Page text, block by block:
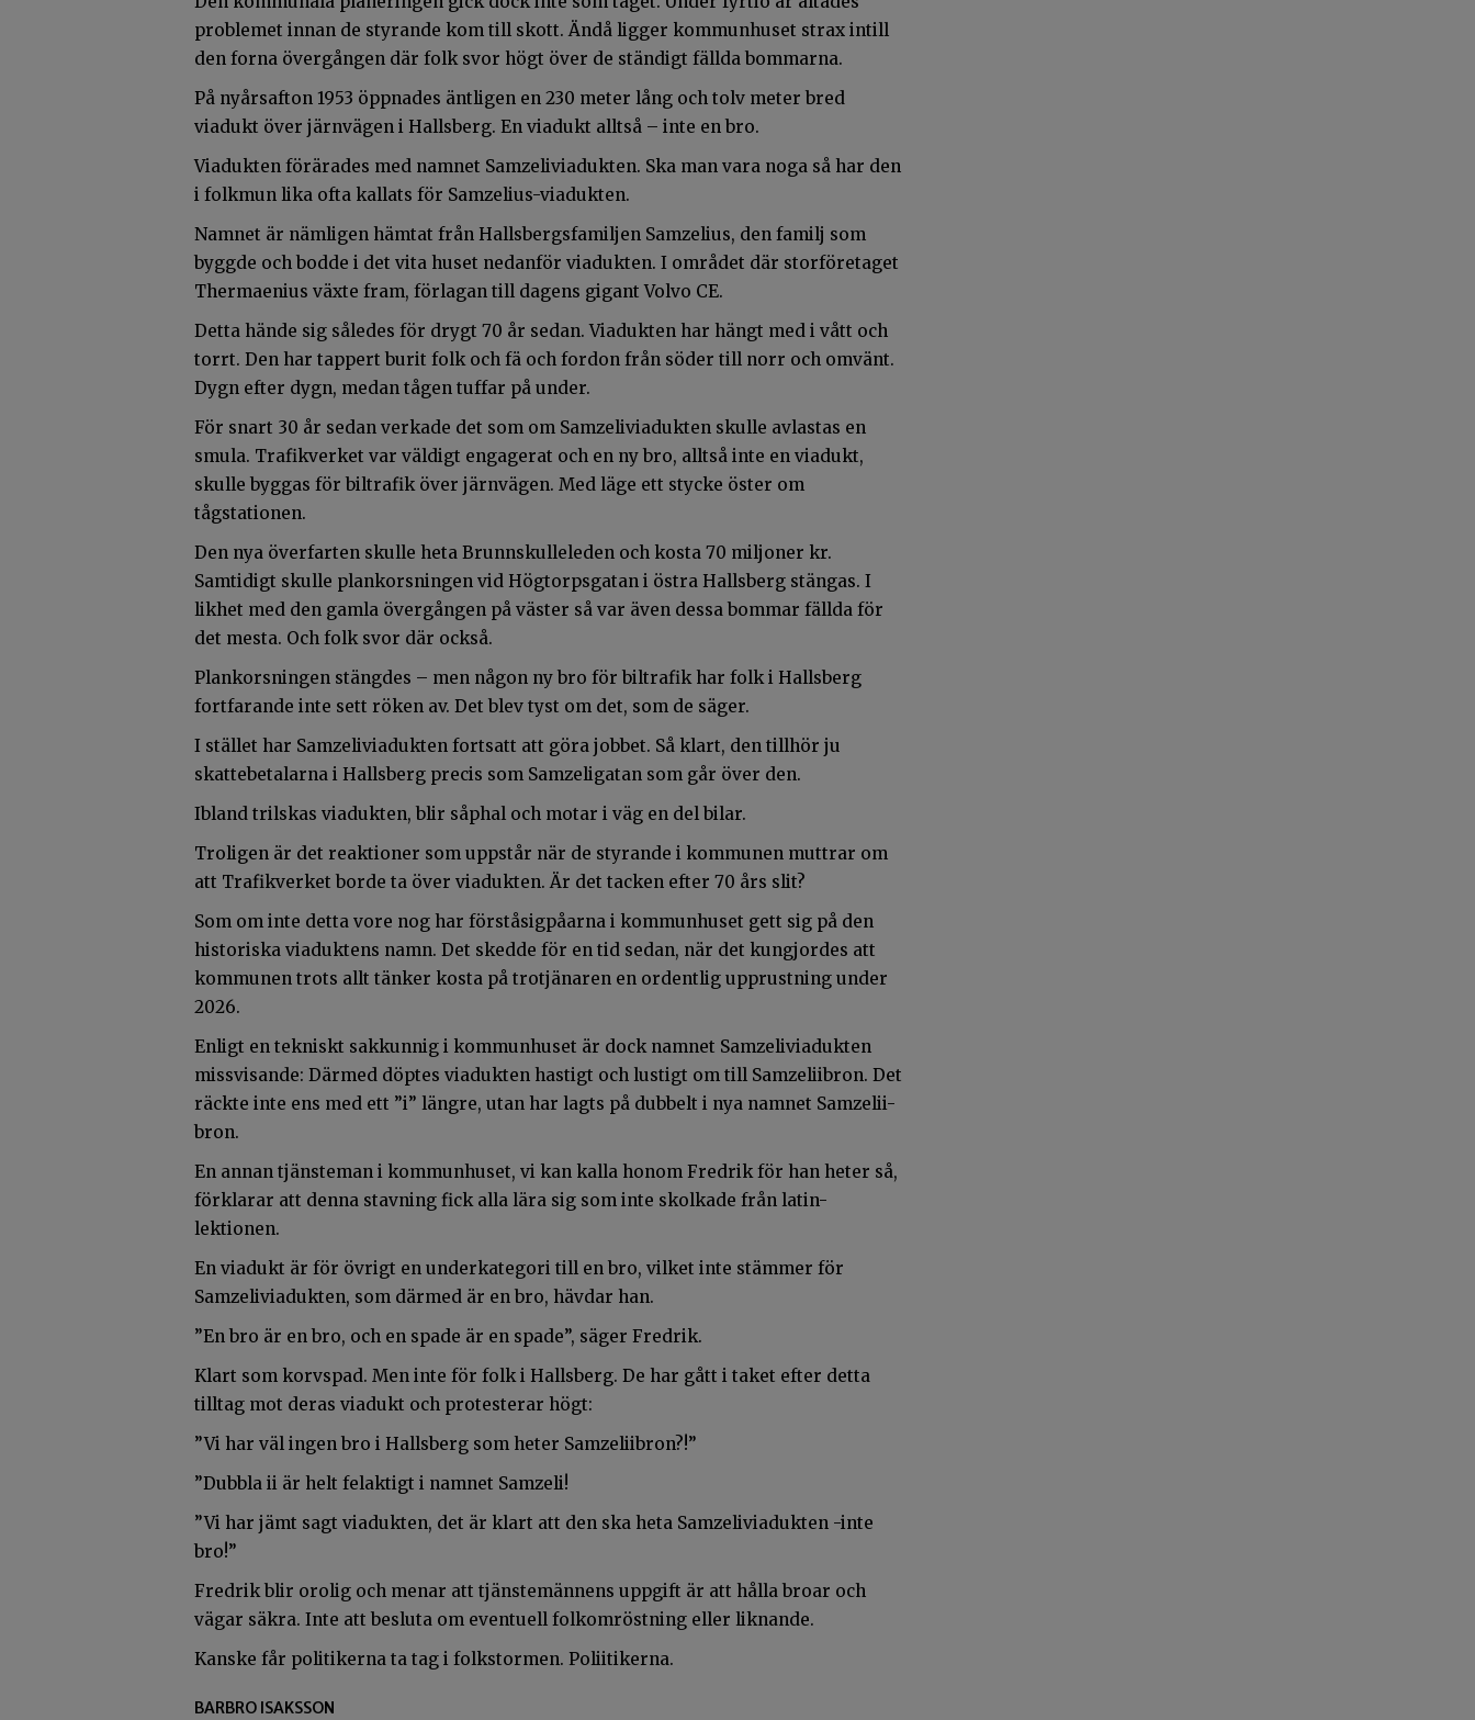
problemet innan de styrande kom till skott. Ändå ligger kommunhuset strax intill
den forna övergången där folk svor högt över de ständigt fällda bommarna.
På nyårsafton 1953 öppnades äntligen en 230 meter lång och tolv meter bred
viadukt över järnvägen i Hallsberg. En viadukt alltså – inte en bro.
Viadukten förärades med namnet Samzeliviadukten. Ska man vara noga så har den
i folkmun lika ofta kallats för Samzelius-viadukten.
Namnet är nämligen hämtat från Hallsbergsfamiljen Samzelius, den familj som
byggde och bodde i det vita huset nedanför viadukten. I området där storföretaget
Thermaenius växte fram, förlagan till dagens gigant Volvo CE.
Detta hände sig således för drygt 70 år sedan. Viadukten har hängt med i vått och
torrt. Den har tappert burit folk och fä och fordon från söder till norr och omvänt.
Dygn efter dygn, medan tågen tuffar på under.
För snart 30 år sedan verkade det som om Samzeliviadukten skulle avlastas en
smula. Trafikverket var väldigt engagerat och en ny bro, alltså inte en viadukt,
skulle byggas för biltrafik över järnvägen. Med läge ett stycke öster om
tågstationen.
Den nya överfarten skulle heta Brunnskulleleden och kosta 70 miljoner kr.
Samtidigt skulle plankorsningen vid Högtorpsgatan i östra Hallsberg stängas. I
likhet med den gamla övergången på väster så var även dessa bommar fällda för
det mesta. Och folk svor där också.
Plankorsningen stängdes – men någon ny bro för biltrafik har folk i Hallsberg
fortfarande inte sett röken av. Det blev tyst om det, som de säger.
I stället har Samzeliviadukten fortsatt att göra jobbet. Så klart, den tillhör ju
skattebetalarna i Hallsberg precis som Samzeligatan som går över den.
Ibland trilskas viadukten, blir såphal och motar i väg en del bilar.
Troligen är det reaktioner som uppstår när de styrande i kommunen muttrar om
att Trafikverket borde ta över viadukten. Är det tacken efter 70 års slit?
Som om inte detta vore nog har förståsigpåarna i kommunhuset gett sig på den
historiska viaduktens namn. Det skedde för en tid sedan, när det kungjordes att
kommunen trots allt tänker kosta på trotjänaren en ordentlig upprustning under
2026.
Enligt en tekniskt sakkunnig i kommunhuset är dock namnet Samzeliviadukten
missvisande: Därmed döptes viadukten hastigt och lustigt om till Samzeliibron. Det
räckte inte ens med ett ”i” längre, utan har lagts på dubbelt i nya namnet Samzelii-
bron.
En annan tjänsteman i kommunhuset, vi kan kalla honom Fredrik för han heter så,
förklarar att denna stavning fick alla lära sig som inte skolkade från latin-
lektionen.
En viadukt är för övrigt en underkategori till en bro, vilket inte stämmer för
Samzeliviadukten, som därmed är en bro, hävdar han.
”En bro är en bro, och en spade är en spade”, säger Fredrik.
Klart som korvspad. Men inte för folk i Hallsberg. De har gått i taket efter detta
tilltag mot deras viadukt och protesterar högt:
”Vi har väl ingen bro i Hallsberg som heter Samzeliibron?!”
”Dubbla ii är helt felaktigt i namnet Samzeli!
”Vi har jämt sagt viadukten, det är klart att den ska heta Samzeliviadukten -inte
bro!”
Fredrik blir orolig och menar att tjänstemännens uppgift är att hålla broar och
vägar säkra. Inte att besluta om eventuell folkomröstning eller liknande.
Kanske får politikerna ta tag i folkstormen. Poliitikerna.
BARBRO ISAKSSON